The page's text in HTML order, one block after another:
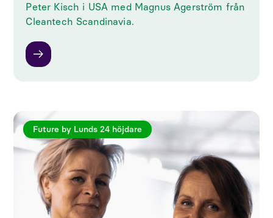
Peter Kisch i USA med Magnus Agerström från
Cleantech Scandinavia.
Future by Lunds 24 höjdare